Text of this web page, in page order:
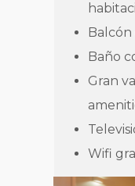
Balcón
Baño
Gran
Wifi